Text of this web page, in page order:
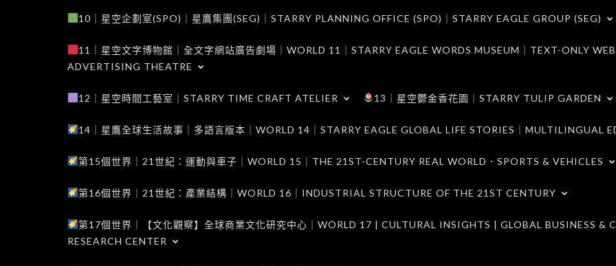
10｜星空企劃室(SPO)｜星鷹集團(SEG)｜STARRY PLANNING OFFICE (SPO)｜STARRY EAGLE GROUP (SEG)
11｜星空文字博物館｜全文字網站廣告劇場｜WORLD 11｜STARRY EAGLE WORDS MUSEUM｜TEXT-ONLY
ADVERTISING THEATRE
12｜星空時間工藝室｜STARRY TIME CRAFT ATELIER 13｜星空鬱金香花園｜STARRY TULIP GARDEN
14｜星鷹全球生活故事｜多語言版本｜WORLD 14｜STARRY EAGLE GLOBAL LIFE STORIES｜MULTILINGUAL
第15個世界｜21世紀：運動與車子｜WORLD 15｜THE 21ST-CENTURY REAL WORLD．SPORTS & VEHICLES
第16個世界｜21世紀：產業結構｜WORLD 16｜INDUSTRIAL STRUCTURE OF THE 21ST CENTURY
第17個世界｜【文化觀察】全球商業文化研究中心｜WORLD 17 | CULTURAL INSIGHTS | GLOBAL BUSINESS &
RESEARCH CENTER